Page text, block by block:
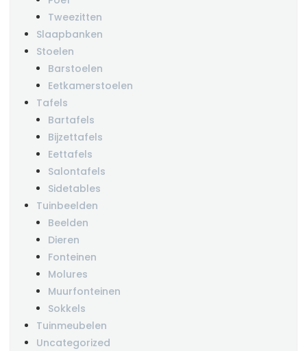
Tweezitten
Slaapbanken
Stoelen
Barstoelen
Eetkamerstoelen
Tafels
Bartafels
Bijzettafels
Eettafels
Salontafels
Sidetables
Tuinbeelden
Beelden
Dieren
Fonteinen
Molures
Muurfonteinen
Sokkels
Tuinmeubelen
Uncategorized